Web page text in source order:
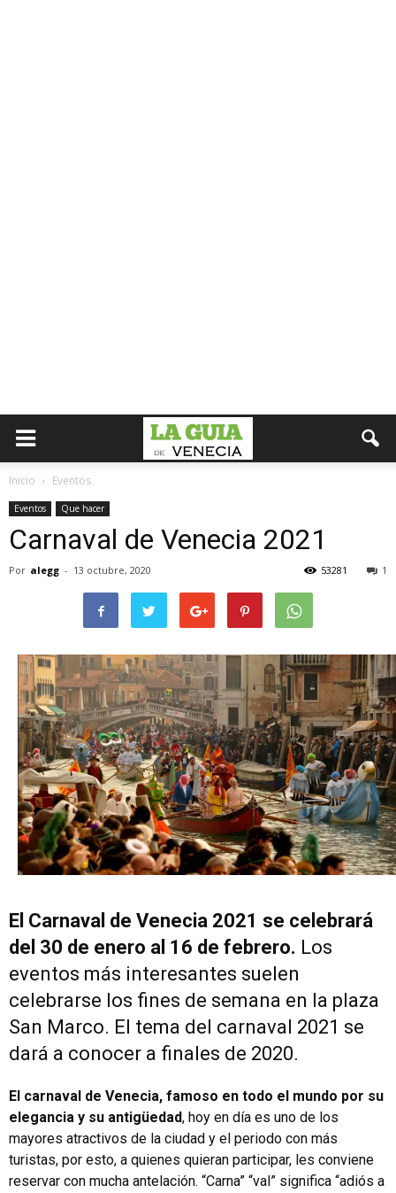
Inicio Eventos
Eventos Que hacer
Carnaval de Venecia 2021
Por alegg - 13 octubre, 2020 1
53281
El Carnaval de Venecia 2021 se celebrará
del 30 de enero al 16 de febrero. Los
eventos más interesantes suelen
celebrarse los fines de semana en la plaza
San Marco. El tema del carnaval 2021 se
dará a conocer a finales de 2020.
El carnaval de Venecia, famoso en todo el mundo por su
elegancia y su antigüedad, hoy en día es uno de los
mayores atractivos de la ciudad y el periodo con más
turistas, por esto, a quienes quieran participar, les conviene
reservar con mucha antelación. “Carna” “val” significa “adiós a